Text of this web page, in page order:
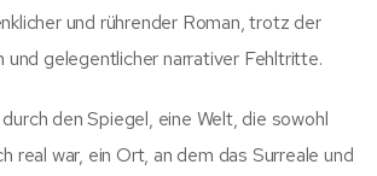
und rührender Roman, trotz der
und gelegentlicher narrativer Fehltritte.
den Spiegel, eine Welt, die sowohl
real war, ein Ort, an dem das Surreale und